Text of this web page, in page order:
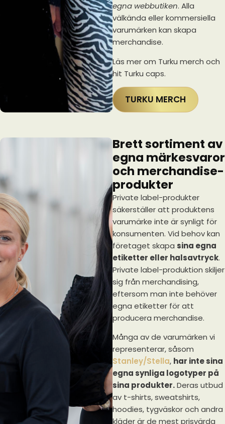
egna webbutiken. Alla
välkända eller kommersiella
varumärken kan skapa
merchandise.
Läs mer om Turku merch och
hit Turku caps.
TURKU MERCH
Brett sortiment av
egna märkesvaror
och merchandise-
produkter
Private label-produkter
säkerställer att produktens
varumärke inte är synligt för
konsumenten. Vid behov kan
företaget skapa sina egna
etiketter eller halsavtryck.
Private label-produktion skiljer
sig från merchandising,
eftersom man inte behöver
egna etiketter för att
producera merchandise.
Många av de varumärken vi
representerar, såsom
Stanley/Stella, har inte sina
egna synliga logotyper på
sina produkter.Deras utbud
av t-shirts, sweatshirts,
hoodies, tygväskor och andra
kläder är de mest prisvärda